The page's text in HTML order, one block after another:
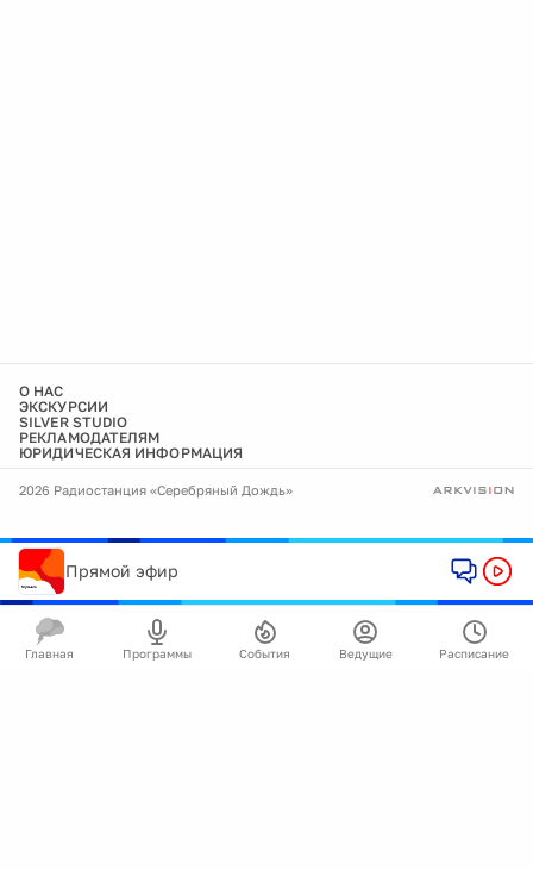
О НАС
ЭКСКУРСИИ
SILVER STUDIO
РЕКЛАМОДАТЕЛЯМ
ЮРИДИЧЕСКАЯ ИНФОРМАЦИЯ
2026 Радиостанция «Серебряный Дождь»
Прямой эфир
Главная Программы События Ведущие Расписание